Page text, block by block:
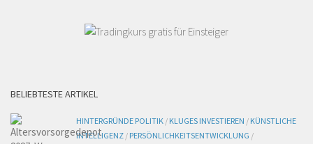
BELIEBTESTE ARTIKEL
HINTERGRÜNDE POLITIK / KLUGES INVESTIEREN / KÜNSTLICHE
INTELLIGENZ / PERSÖNLICHKEITSENTWICKLUNG /